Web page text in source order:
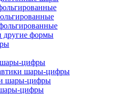
другие формы
шары-цифры
шары-цифры
шары-цифры
цифры